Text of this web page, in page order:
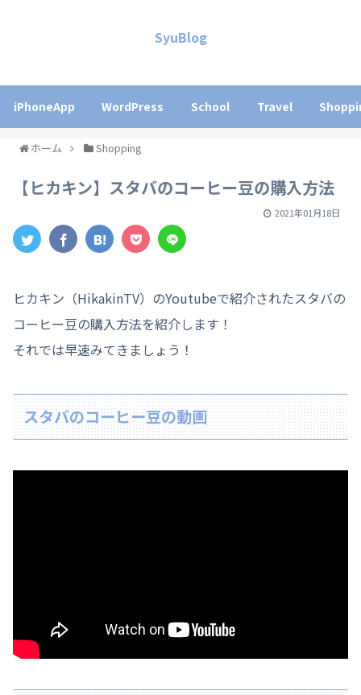
SyuBlog
iPhoneApp WordPress School Travel
ホーム Shopping
【ヒカキン】スタバのコーヒー豆の購入方法
2021年01月18日
ヒカキン（HikakinTV）のYoutubeで紹介されたスタバの
コーヒー豆の購入方法を紹介します！
それでは早速みてきましょう！
スタバのコーヒー豆の動画